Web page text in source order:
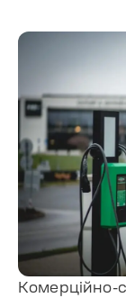
Комерційно-